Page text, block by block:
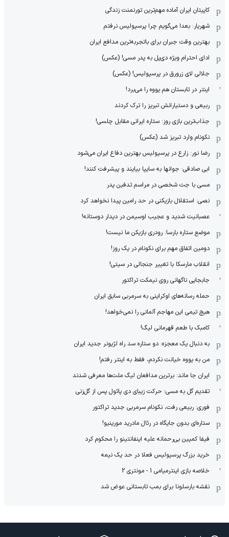
کاپیتان ایران آماده مهم‌ترین تورنمنت زندگی
شهریار: بعدا می‌گویم چرا پرسپولیس نرفتم
بهترین وقت جبران برای باتجربه‌ترین مدافع ایران
ادای احترام ویژه دی‌پل به پدر مسی! (عکس)
جلالی لای زرورق در پرسپولیس! (عکس)
اینتر در تابستان هم یووه را می‌برد!
ربیعی و دستیارانش تبریز را ترک کردند
جذاب‌ترین بازی روز: ستاره ایرانی مقابل چلسی!
نکونام وارد تبریز شد (عکس)
رضا نور: زارع در پرسپولیس بهترین دفاع ایران می‌شود
ابی صادقی: جوانها به سایپا بیایند و پیشرفت کنند!
مسی با جت شخصی در مراسم تدفین پدر
نصی: استقلال بازیکنی در حد رامین پیدا نخواهد کرد
عصبانیت شدید و عجیب اوسیمن در دیدار دوستانه!
موضع ستاره بارسا: رودری بازیکن ما نیست!
دومین اتفاق مهم برای نکونام در یک روز!
انقلاب مارسکا با تغییر جنجالی در سیتی!
جابجایی ناگهانی روی نیمکت تراکتور
حمله رسانه‌های اوکراینی به سرمربی سابق ایران
هیچ‌ تیمی این مهاجم آلمانی را نمی‌خواهد!
کامبک با طعم قهرمانی لیگ!
به دنبال یک معجزه: دو ستاره سد راه لژیونر جدید ایران
من به یووه خیانت نکردم، فقط به اینتر رفتم!
ایران جا ماند: برترین مدافعان لیگ ملت‌ها معرفی شدند
تقدیم گل به مسی؛ حرکت زیبای دی پائول پس از گل‌زنی
فوری: ربیعی رفت، نکونام سرمربی جدید تراکتور
ستاره‌ای بدون جایگاه در رئال مادرید مورینیو!
فیفا کمپین بی‌رحمانه علیه اینفانتینو را محکوم کرد
خرید بزرگ پرسپولیس فعلا در حد یک نیمه
خلاصه بازی اینترمیامی 1 - مونتری 2
نقشه بارسلونا برای بمب تابستانی عوض شد